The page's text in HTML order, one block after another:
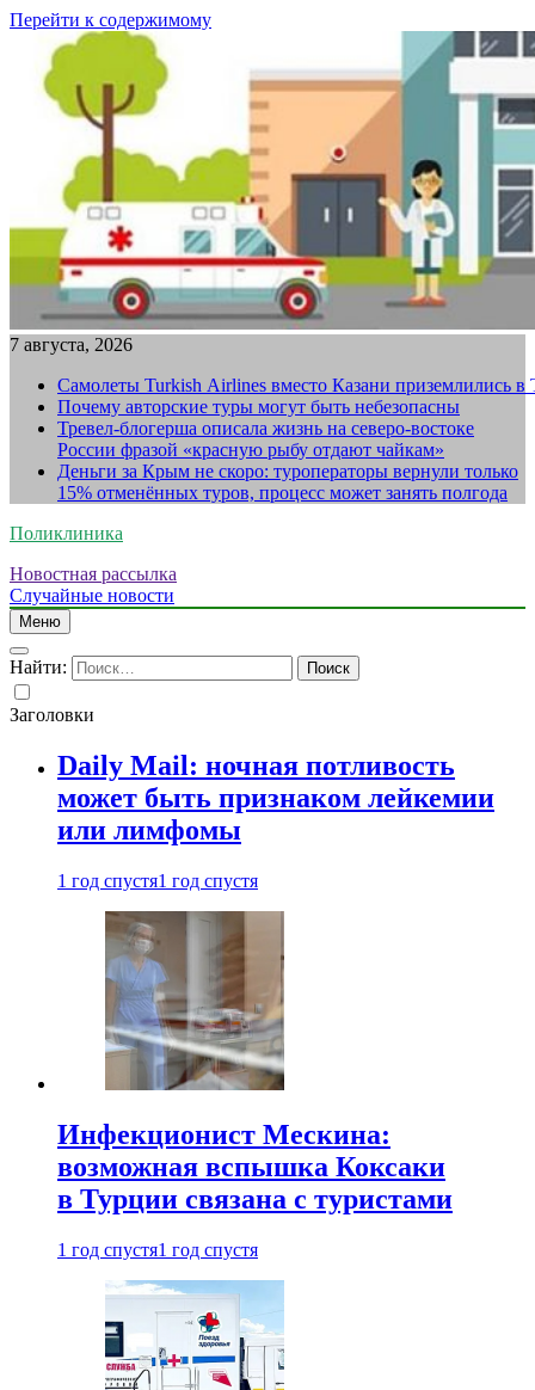
Перейти к содержимому
7 августа, 2026
Самолеты Turkish Airlines вместо Казани приземлились в
Почему авторские туры могут быть небезопасны
Тревел-блогерша описала жизнь на северо-востоке
России фразой «красную рыбу отдают чайкам»
Деньги за Крым не скоро: туроператоры вернули только
15% отменённых туров, процесс может занять полгода
Поликлиника
Новостная рассылка
Случайные новости
Меню
Найти:
Заголовки
Daily Mail: ночная потливость
может быть признаком лейкемии
или лимфомы
1 год спустя1 год спустя
Инфекционист Мескина:
возможная вспышка Коксаки
в Турции связана с туристами
1 год спустя1 год спустя